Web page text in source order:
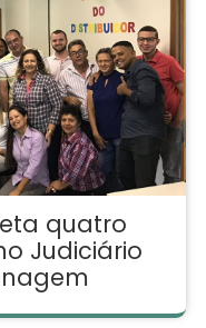
quatro
Judiciário